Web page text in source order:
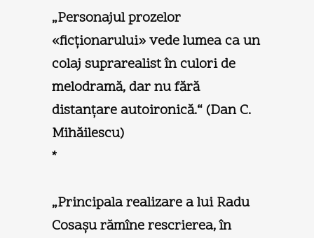
„Personajul prozelor
«ficţionarului» vede lumea ca un
colaj suprarealist în culori de
melodramă, dar nu fără
distanţare autoironică.“ (Dan C.
Mihăilescu)
*
„Principala realizare a lui Radu
Cosaşu rămîne rescrierea, în